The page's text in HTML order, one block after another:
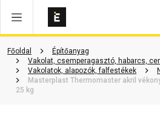
Főoldal
Építőanyag
Vakolat, csemperagasztó, habarcs,
Vakolatok, alapozók, falfestékek
Masterplast Thermomaster akril
25 kg
Vásárlói vélemények Kérdések és